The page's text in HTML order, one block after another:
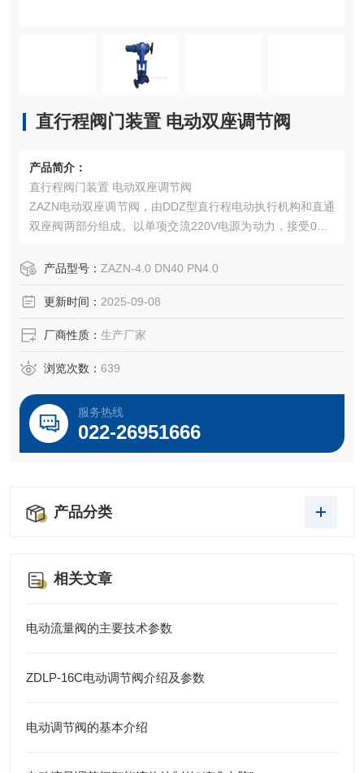
直行程阀门装置 电动双座调节阀
产品简介：
直行程阀门装置 电动双座调节阀
ZAZN电动双座调节阀，由DDZ型直行程电动执行机构和直通
双座阀两部分组成。以单项交流220V电源为动力，接受0～1
达到对管道内流体的压力、流量、温度、液位等工艺参数的
产品型号： ZAZN-4.0 DN40 PN4.0
更新时间： 2025-09-08
厂商性质： 生产厂家
浏览次数： 639
服务热线
022-26951666
产品分类
相关文章
电动流量阀的主要技术参数
ZDLP-16C电动调节阀介绍及参数
电动调节阀的基本介绍